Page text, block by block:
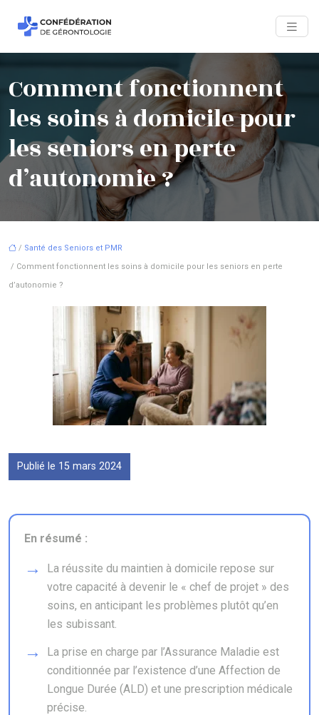
Comment fonctionnent
les soins à domicile pour
les seniors en perte
d’autonomie ?
/ Santé des Seniors et PMR
/ Comment fonctionnent les soins à domicile pour les seniors en perte
d’autonomie ?
Publié le 15 mars 2024
En résumé :
La réussite du maintien à domicile repose sur
votre capacité à devenir le « chef de projet » des
soins, en anticipant les problèmes plutôt qu’en
les subissant.
La prise en charge par l’Assurance Maladie est
conditionnée par l’existence d’une Affection de
Longue Durée (ALD) et une prescription médicale
précise.